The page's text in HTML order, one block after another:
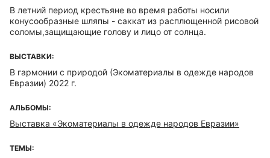
В летний период крестьяне во время работы носили
конусообразные шляпы - саккат из расплющенной рисовой
соломы,защищающие голову и лицо от солнца.
ВЫСТАВКИ:
В гармонии с природой (Экоматериалы в одежде народов
Евразии) 2022 г.
АЛЬБОМЫ:
Выставка «Экоматериалы в одежде народов Евразии»
ТЕМЫ: